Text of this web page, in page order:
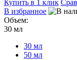
Купить в 1 клик
В избранное
Объем:
30 мл
30 мл
50 мл